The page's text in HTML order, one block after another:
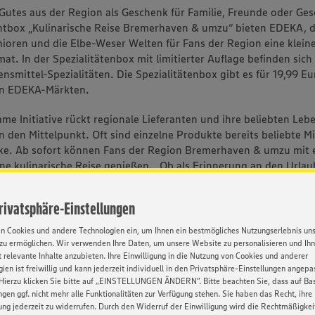
Einstellungen
Cookies und andere Technologien ein, um Ihnen ein bestmögliches Nutzungserlebnis
ermöglichen. Wir verwenden Ihre Daten, um unsere Website zu personalisieren und
relevante Inhalte anzubieten. Ihre Einwilligung in die Nutzung von Cookies und anderer
ist freiwillig und kann jederzeit individuell in den Privatsphäre-Einstellungen
klicken Sie bitte auf „EINSTELLUNGEN ÄNDERN”. Bitte beachten Sie, dass auf
ggf. nicht mehr alle Funktionalitäten zur Verfügung stehen. Sie haben das Recht, ihre
jederzeit zu widerrufen. Durch den Widerruf der Einwilligung wird die
aus der Region als Geschenk für Familie, Freunde oder
„Kulinarische Reise Bremerhaven & umzu“ bieten EDEKA,
und die Elbe-Weser Welten für Fans der Region eine
In der Spezialitätenbox mit limitierter Auflage befinden
Spezialitäten. Die Spezialitätenbox gibt es für 19,99
EDEKA-Märkten.
Initiative rückt regionale Lieferanten und ihre beliebten
den Mittelpunkt. Oft sind einzelne Produkte bereits beliebte
Ab sofort können Fans der Region Bremerhaven & umzu mit
kulinarische Reise genießen. „Ob als Erinnerung an den
Familie oder Geschäftspartner – wir wollen gemeinsam
betonen EDEKA-Vertriebsleiterin Marie Ubben und Jens
und des EDEKA Center „Roter Sand“.
den Wirtschaftsjunioren und den Elbe-Weser-Welten
Zusammen mit den Wirtschaftsjunioren Bremerhaven und
Elbe-Weser-Welten realisiert. Bei den Wirtschaftsjunioren
Führungskräfte unter 40 Jahren für die Stärkung und